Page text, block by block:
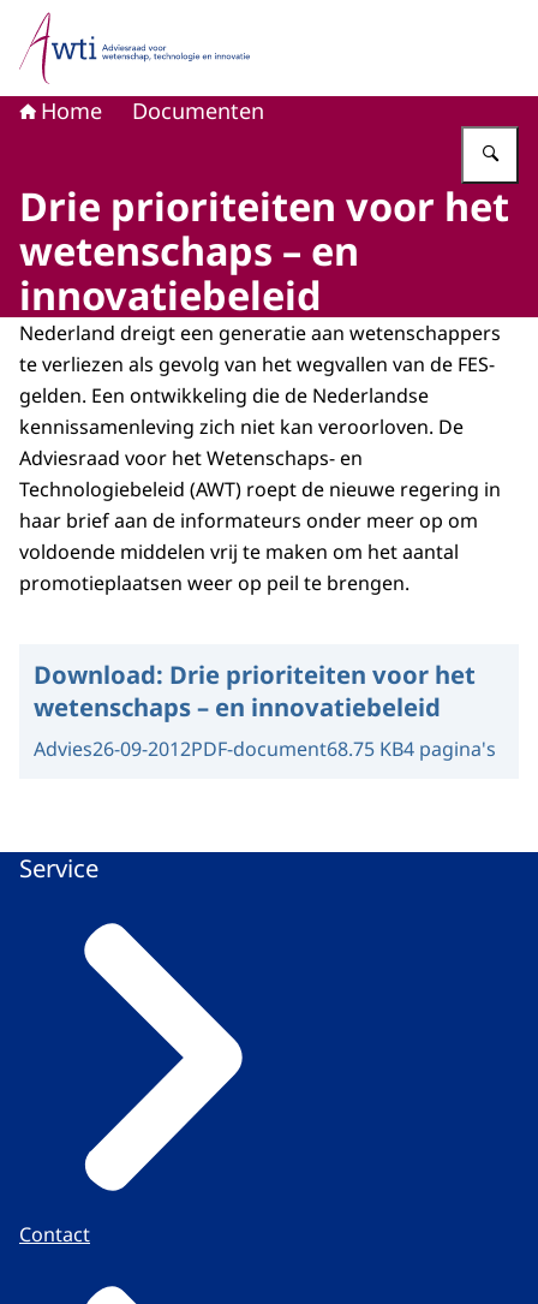
Naar de homepage van Adviesraad voor wetenschap,
Home Documenten
Drie prioriteiten voor het
wetenschaps – en
innovatiebeleid
Nederland dreigt een generatie aan wetenschappers
te verliezen als gevolg van het wegvallen van de FES-
gelden. Een ontwikkeling die de Nederlandse
kennissamenleving zich niet kan veroorloven. De
Adviesraad voor het Wetenschaps- en
Technologiebeleid (AWT) roept de nieuwe regering in
haar brief aan de informateurs onder meer op om
voldoende middelen vrij te maken om het aantal
promotieplaatsen weer op peil te brengen.
Download: Drie prioriteiten voor het
wetenschaps – en innovatiebeleid
Advies26-09-2012PDF-document68.75 KB4 pagina's
Service
Contact